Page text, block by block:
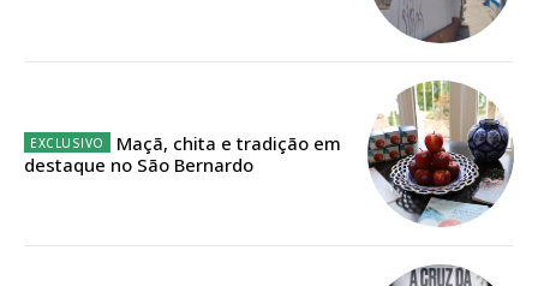
32 €
Edição em papel entregue à Quinta-feira em sua
Maçã, chita e tradição em
destaque no São Bernardo